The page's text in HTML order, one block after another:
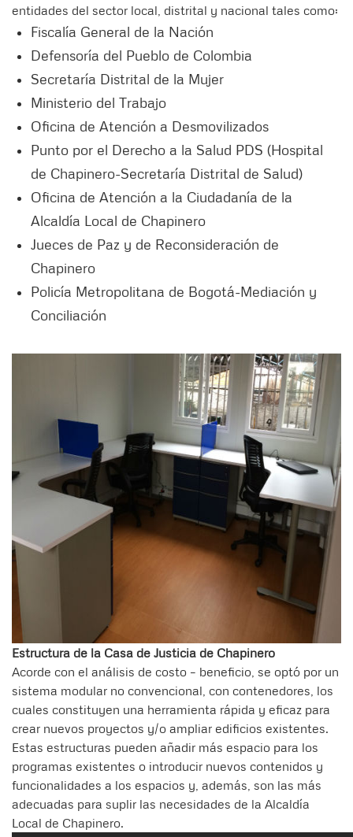
entidades del sector local, distrital y nacional tales como:
Fiscalía General de la Nación
Defensoría del Pueblo de Colombia
Secretaría Distrital de la Mujer
Ministerio del Trabajo
Oficina de Atención a Desmovilizados
Punto por el Derecho a la Salud PDS (Hospital
de Chapinero-Secretaría Distrital de Salud)
Oficina de Atención a la Ciudadanía de la
Alcaldía Local de Chapinero
Jueces de Paz y de Reconsideración de
Chapinero
Policía Metropolitana de Bogotá-Mediación y
Conciliación
Estructura de la Casa de Justicia de Chapinero
Acorde con el análisis de costo – beneficio, se optó por un
sistema modular no convencional, con contenedores, los
cuales constituyen una herramienta rápida y eficaz para
crear nuevos proyectos y/o ampliar edificios existentes.
Estas estructuras pueden añadir más espacio para los
programas existentes o introducir nuevos contenidos y
funcionalidades a los espacios y, además, son las más
adecuadas para suplir las necesidades de la Alcaldía
Local de Chapinero.